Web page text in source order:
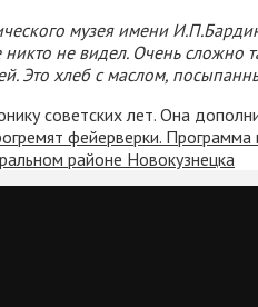
музея имени
не видел. Очень сложно
Это хлеб с маслом,
советских лет. Она
фейерверки.
районе Новокузнецка